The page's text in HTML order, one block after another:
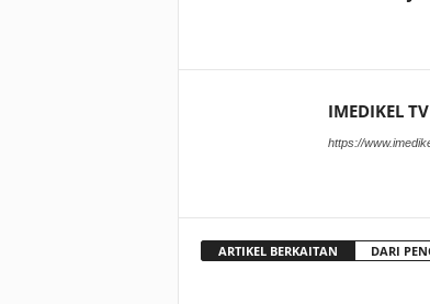
IMEDIKEL TV
https://
ARTIKEL BERKAITAN DARI